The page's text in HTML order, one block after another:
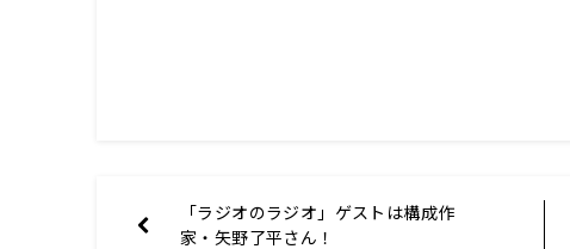
「ラジオのラジオ」ゲストは構成作
家・矢野了平さん！